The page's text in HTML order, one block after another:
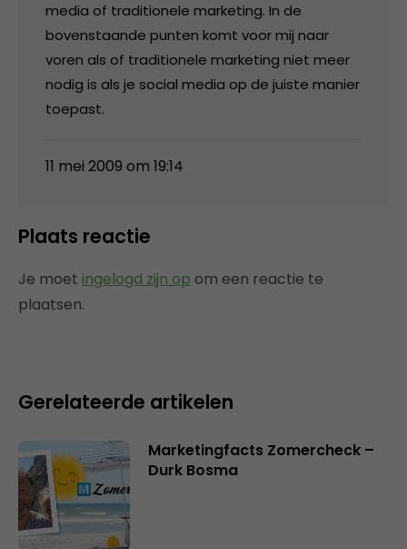
media of traditionele marketing. In de
bovenstaande punten komt voor mij naar
voren als of traditionele marketing niet meer
nodig is als je social media op de juiste manier
toepast.
11 mei 2009 om 19:14
Plaats reactie
Je moet ingelogd zijn op om een reactie te
plaatsen.
Gerelateerde artikelen
Marketingfacts Zomercheck –
Durk Bosma